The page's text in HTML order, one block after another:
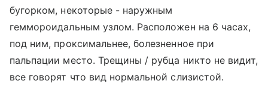
бугорком, некоторые - наружным
геммороидальным узлом. Расположен на 6 часах,
под ним, проксимальнее, болезненное при
пальпации место. Трещины / рубца никто не видит,
все говорят что вид нормальной слизистой.